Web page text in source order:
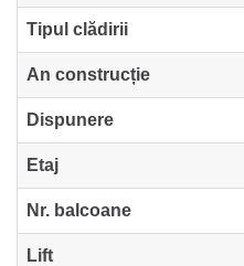
Tipul clădirii
An construcție
Dispunere
Etaj
Nr. balcoane
Lift